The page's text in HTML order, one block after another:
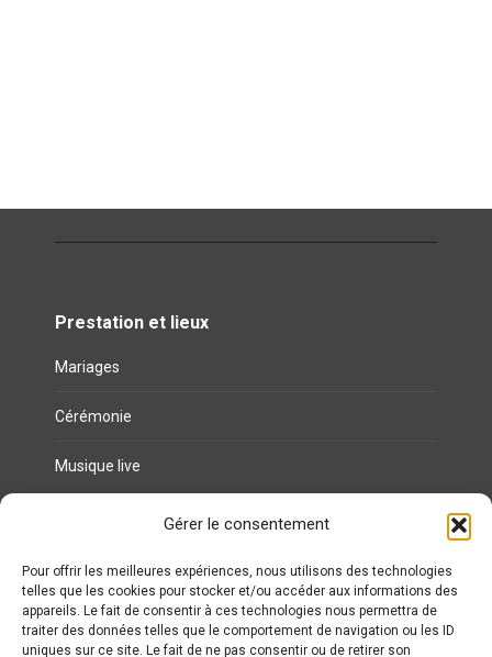
Gérer le consentement
Pour offrir les meilleures expériences, nous utilisons des technologies
telles que les cookies pour stocker et/ou accéder aux informations des
appareils. Le fait de consentir à ces technologies nous permettra de
traiter des données telles que le comportement de navigation ou les ID
uniques sur ce site. Le fait de ne pas consentir ou de retirer son
Prestation et lieux
Mariages
Cérémonie
Musique live
Politique de cookies (UE)
Politique de confidentialité